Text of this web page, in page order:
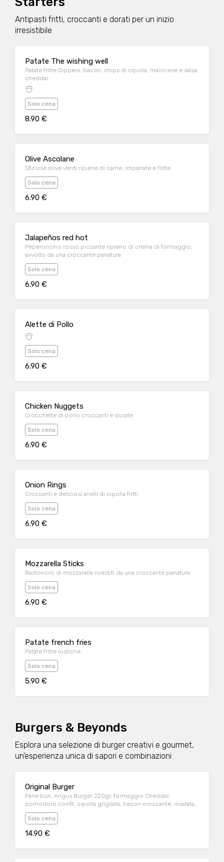
Antipasti fritti, croccanti e dorati per un inizio
irresistibile
Patate The wishing well
Patate fritte Dippers, bacon, chips di cipolla, maionese e salsa
cheddar
Solo cena
8.90 €
Olive Ascolane
Sfiziose olive verdi ripiene di carne, impanate e fritte
Solo cena
6.90 €
Jalapeños red hot
Peperoncino rosso piccante ripieno di crema di formaggio,
avvolto da una croccante panatura
Solo cena
6.90 €
Alette di Pollo
Solo cena
6.90 €
Chicken Nuggets
Crocchette di pollo croccanti e dorate
Solo cena
6.90 €
Onion Rings
Croccanti e deliziosi anelli di cipolla fritti
Solo cena
6.90 €
Mozzarella Sticks
Bastoncini di mozzarella rivestiti da una croccante panatura
Solo cena
6.90 €
Patate french fries
Patate fritte rustiche
Solo cena
5.90 €
Burgers & Beyonds
Esplora una selezione di burger creativi e gourmet,
un'esperienza unica di sapori e combinazioni
Original Burger
Pane bun, Angus Burger 220gr, formaggio Cheddar,
pomodoro confit, cipolla grigliata, bacon croccante, insalata
iceberg e salsa BBQ
Solo cena
14.90 €